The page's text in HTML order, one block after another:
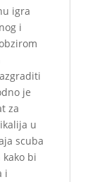
igra
i
je
za
u
scuba
bi
i